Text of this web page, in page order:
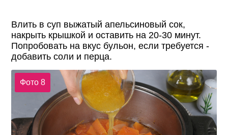
Влить в суп выжатый апельсиновый сок,
накрыть крышкой и оставить на 20-30 минут.
Попробовать на вкус бульон, если требуется -
добавить соли и перца.
Фото 8